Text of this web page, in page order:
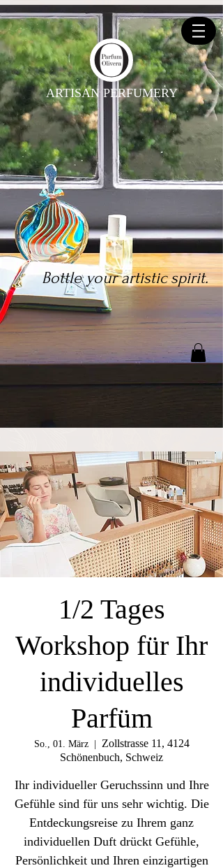
ARTISAN PERFUMERY
Bottle your artistic spirit.
1/2 Tages
Workshop für Ihr
individuelles
Parfüm
So., 01. März
  |
Zollstrasse 11, 4124
Schönenbuch, Schweiz
Ihr individueller Geruchssinn und Ihre
Gefühle sind für uns sehr wichtig. Die
Entdeckungsreise zu Ihrem ganz
individuellen Duft drückt Gefühle,
Persönlichkeit und Ihren einzigartigen